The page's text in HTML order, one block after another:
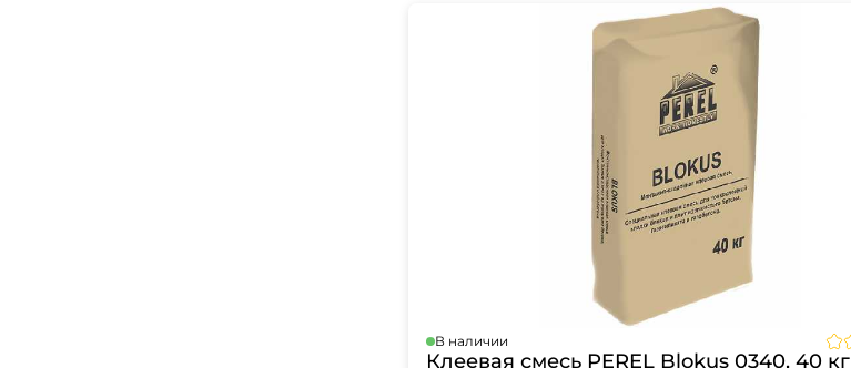
В наличии
Клеевая смесь PEREL Blokus 0340, 40 кг